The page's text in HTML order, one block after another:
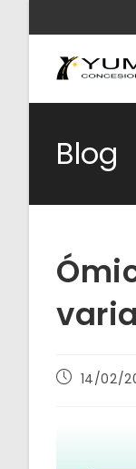
contenido
Blog
Publicación
14/02/